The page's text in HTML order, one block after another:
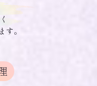
。